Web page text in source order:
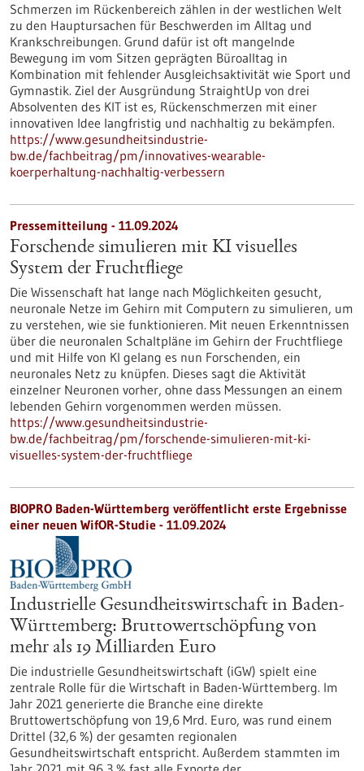
Schmerzen im Rückenbereich zählen in der westlichen Welt
zu den Hauptursachen für Beschwerden im Alltag und
Krankschreibungen. Grund dafür ist oft mangelnde
Bewegung im vom Sitzen geprägten Büroalltag in
Kombination mit fehlender Ausgleichsaktivität wie Sport und
Gymnastik. Ziel der Ausgründung StraightUp von drei
Absolventen des KIT ist es, Rückenschmerzen mit einer
innovativen Idee langfristig und nachhaltig zu bekämpfen.
https://www.gesundheitsindustrie-
bw.de/fachbeitrag/pm/innovatives-wearable-
koerperhaltung-nachhaltig-verbessern
Pressemitteilung - 11.09.2024
Forschende simulieren mit KI visuelles
System der Fruchtfliege
Die Wissenschaft hat lange nach Möglichkeiten gesucht,
neuronale Netze im Gehirn mit Computern zu simulieren, um
zu verstehen, wie sie funktionieren. Mit neuen Erkenntnissen
über die neuronalen Schaltpläne im Gehirn der Fruchtfliege
und mit Hilfe von KI gelang es nun Forschenden, ein
neuronales Netz zu knüpfen. Dieses sagt die Aktivität
einzelner Neuronen vorher, ohne dass Messungen an einem
lebenden Gehirn vorgenommen werden müssen.
https://www.gesundheitsindustrie-
bw.de/fachbeitrag/pm/forschende-simulieren-mit-ki-
visuelles-system-der-fruchtfliege
BIOPRO Baden-Württemberg veröffentlicht erste Ergebnisse
einer neuen WifOR-Studie - 11.09.2024
Industrielle Gesundheitswirtschaft in Baden-
Württemberg: Bruttowertschöpfung von
mehr als 19 Milliarden Euro
Die industrielle Gesundheitswirtschaft (iGW) spielt eine
zentrale Rolle für die Wirtschaft in Baden-Württemberg. Im
Jahr 2021 generierte die Branche eine direkte
Bruttowertschöpfung von 19,6 Mrd. Euro, was rund einem
Drittel (32,6 %) der gesamten regionalen
Gesundheitswirtschaft entspricht. Außerdem stammten im